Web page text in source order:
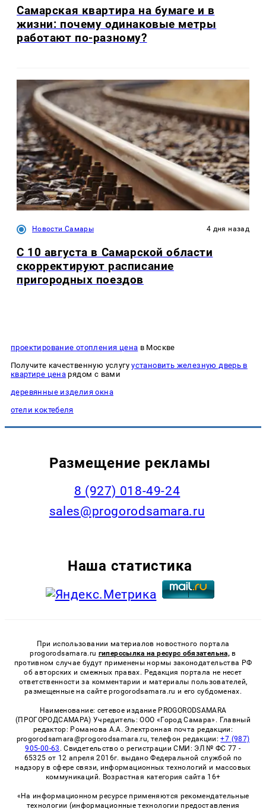
Самарская квартира на бумаге и в
жизни: почему одинаковые метры
работают по-разному?
Новости Самары 4 дня назад
С 10 августа в Самарской области
скорректируют расписание
пригородных поездов
проектирование отопления цена в Москве
Получите качественную услугуустановить железную дверь в
квартире цена рядом с вами
деревянные изделия окна
отели коктебеля
Размещение рекламы
8 (927) 018-49-24
sales@progorodsamara.ru
Наша статистика
При использовании материалов новостного портала
progorodsamara.ru гиперссылка на ресурс обязательна, в
противном случае будут применены нормы законодательства РФ
об авторских и смежных правах. Редакция портала не несет
ответственности за комментарии и материалы пользователей,
размещенные на сайте progorodsamara.ru и его субдоменах.
Наименование: сетевое издание PROGORODSAMARA
(ПРОГОРОДСАМАРА) Учредитель: ООО «Город Самара». Главный
редактор: Романова А.А. Электронная почта редакции:
progorodsamara@progorodsamara.ru, телефон редакции:+7 (987)
905-00-63 . Свидетельство о регистрации СМИ: ЭЛ № ФС 77 -
65325 от 12 апреля 2016г. выдано Федеральной службой по
надзору в сфере связи, информационных технологий и массовых
коммуникаций. Возрастная категория сайта 16+
«На информационном ресурсе применяются рекомендательные
технологии (информационные технологии предоставления